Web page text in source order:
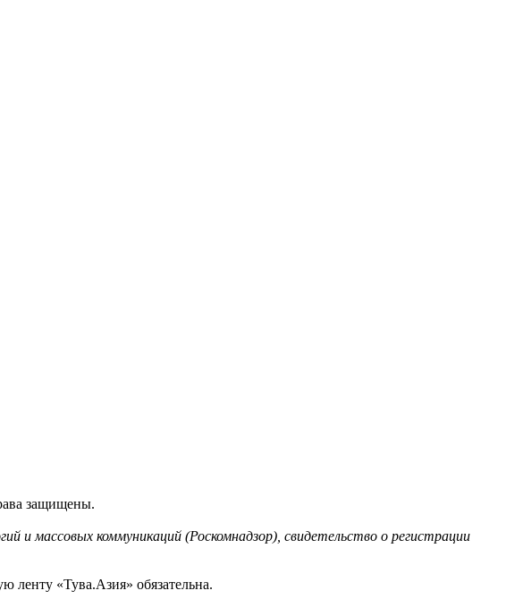
защищены.
и массовых коммуникаций (Роскомнадзор), свидетельство о регистрации
ленту «Тува.Азия» обязательна.